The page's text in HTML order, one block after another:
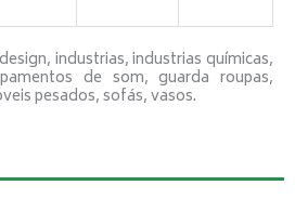
industrias, industrias químicas,
de som, guarda roupas,
pesados, sofás, vasos.